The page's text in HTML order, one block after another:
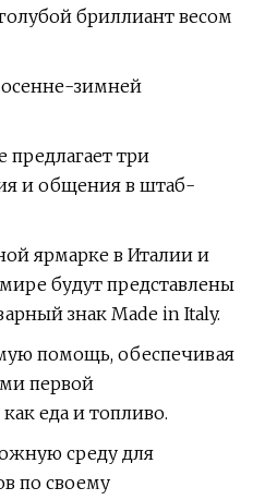
бриллиант весом
зимней
три
и общения в штаб-
ярмарке в Италии и
будут представлены
знак Made in Italy.
помощь, обеспечивая
первой
еда и топливо.
среду для
по своему